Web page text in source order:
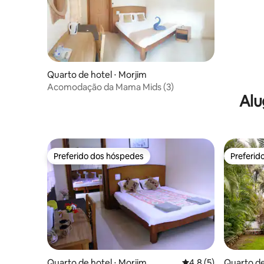
Quarto de hotel ⋅ Morjim
Acomodação da Mama Mids (3)
Preferido dos hóspedes
Preferido dos hóspedes